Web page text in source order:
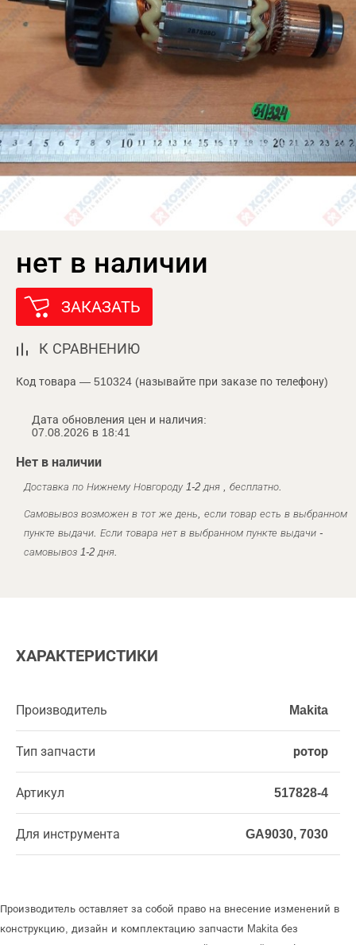
нет в наличии
ЗАКАЗАТЬ
К СРАВНЕНИЮ
Код товара — 510324 (называйте при заказе по телефону)
Дата обновления цен и наличия:
07.08.2026 в 18:41
Нет в наличии
Доставка по Нижнему Новгороду 1-2 дня , бесплатно.
Самовывоз возможен в тот же день, если товар есть в выбранном
пункте выдачи. Если товара нет в выбранном пункте выдачи -
самовывоз 1-2 дня.
ХАРАКТЕРИСТИКИ
Производитель Makita
Тип запчасти ротор
Артикул 517828-4
Для инструмента GA9030, 7030
Производитель оставляет за собой право на внесение изменений в
конструкцию, дизайн и комплектацию запчасти Makita без